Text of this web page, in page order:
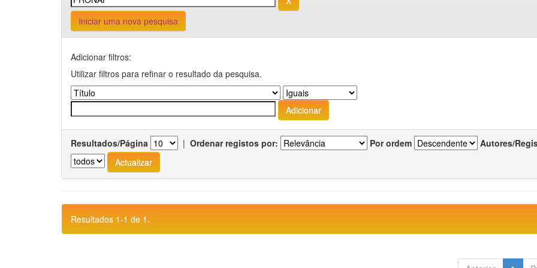
Iniciar uma nova pesquisa
Adicionar filtros:
Utilizar filtros para refinar o resultado da pesquisa.
Resultados/Página | Ordenar registos por: Por ordem Autores/
Resultados 1-1 de 1.